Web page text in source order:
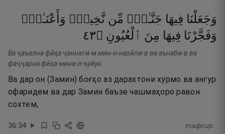
وَجَعَلْنَا فِيهَا جَنَّـٰتٍۢ مِّن نَّخِيلٍۢ وَأَعْنَـٰبٍۢ
وَفَجَّرْنَا فِيهَا مِنَ ٱلْعُيُونِ ۝٣٤
Ва ҷаъална фӣҳа ҷаннати-м мин-н-нахӣли-в ва аънаби-в ва
фаҷҷарна фӣҳа мина-л-ъуйун.
Ва дар он (Замин) боғҳо аз дарахтони хурмо ва ангур
офаридем ва дар Замин баъзе чашмаҳоро равон
сохтем,
36:34 тафсир